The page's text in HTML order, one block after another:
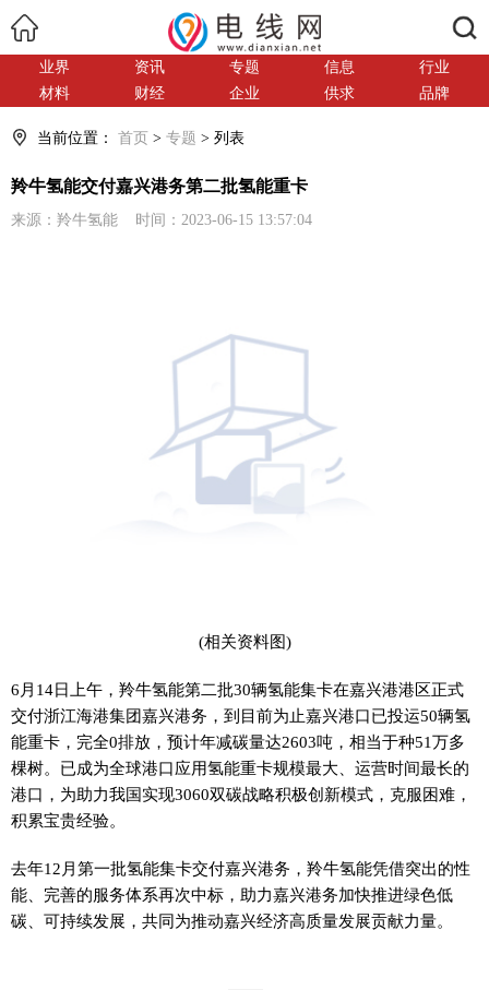
业界 资讯 专题 信息
行业
材料
财经 企业 供求 品牌
当前位置： 首页 > 专题 > 列表
羚牛氢能交付嘉兴港务第二批氢能重卡
来源：羚牛氢能 时间：2023-06-15 13:57:04
(相关资料图)
6月14日上午，羚牛氢能第二批30辆氢能集卡在嘉兴港港区正式
交付浙江海港集团嘉兴港务，到目前为止嘉兴港口已投运50辆氢
能重卡，完全0排放，预计年减碳量达2603吨，相当于种51万多
棵树。已成为全球港口应用氢能重卡规模最大、运营时间最长的
港口，为助力我国实现3060双碳战略积极创新模式，克服困难，
积累宝贵经验。
去年12月第一批氢能集卡交付嘉兴港务，羚牛氢能凭借突出的性
能、完善的服务体系再次中标，助力嘉兴港务加快推进绿色低
碳、可持续发展，共同为推动嘉兴经济高质量发展贡献力量。